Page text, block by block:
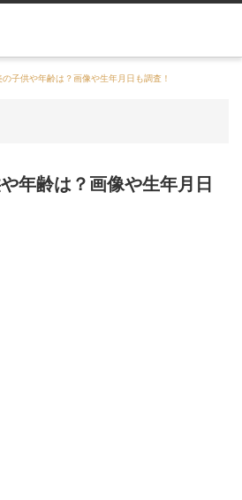
子供や年齢は？画像や生年月日も調査！
年齢は？画像や生年月日